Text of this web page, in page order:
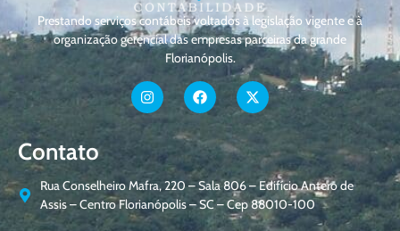
Prestando serviços contábeis voltados à legislação vigente e à
organização gerencial das empresas parceiras da grande
Florianópolis.
Contato
Rua Conselheiro Mafra, 220 – Sala 806 – Edifício Antero de
Assis – Centro Florianópolis – SC – Cep 88010-100